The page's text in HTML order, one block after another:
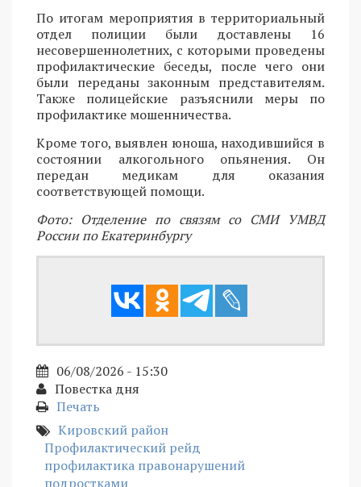
По итогам мероприятия в территориальный
отдел полиции были доставлены 16
несовершеннолетних, с которыми проведены
профилактические беседы, после чего они
были переданы законным представителям.
Также полицейские разъяснили меры по
профилактике мошенничества.
Кроме того, выявлен юноша, находившийся в
состоянии алкогольного опьянения. Он
передан медикам для оказания
соответствующей помощи.
Фото: Отделение по связям со СМИ УМВД
России по Екатеринбургу
06/08/2026 - 15:30
Повестка дня
Печать
Кировский район
Профилактический рейд
профилактика правонарушений
подростками